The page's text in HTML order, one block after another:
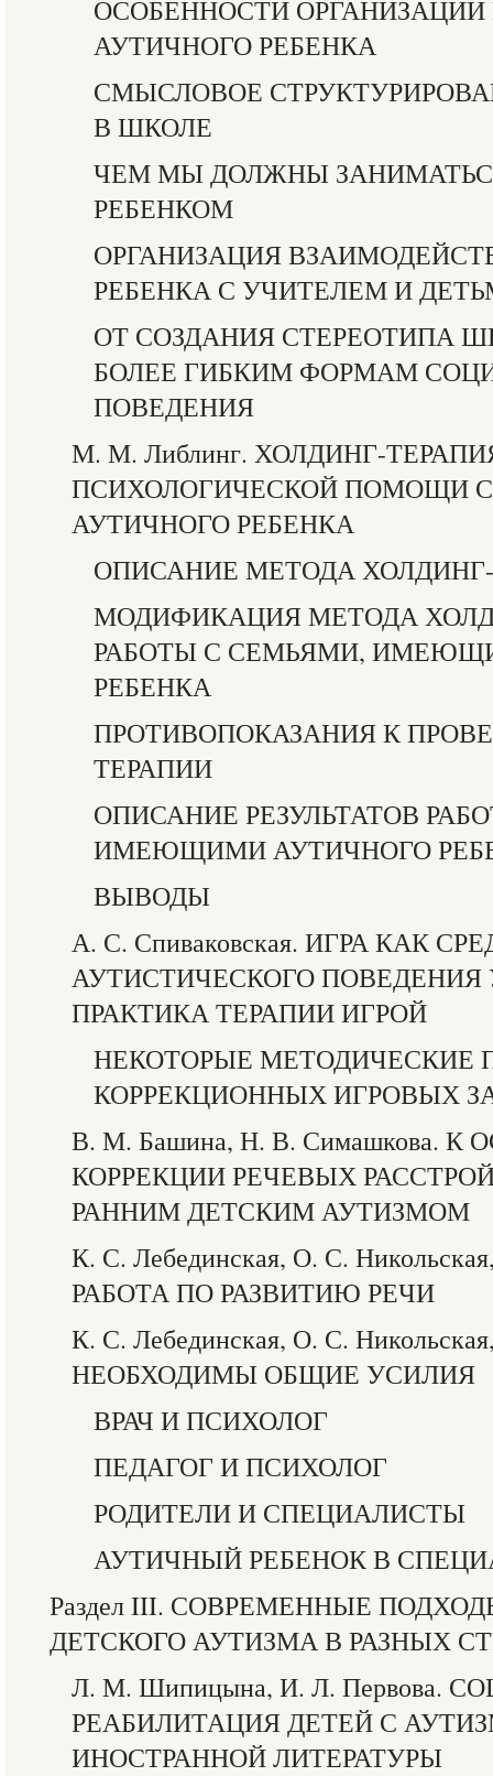
ОСОБЕННОСТИ
АУТИЧНОГО РЕБЕНКА
СМЫСЛОВОЕ
В ШКОЛЕ
ЧЕМ МЫ ДОЛЖНЫ
РЕБЕНКОМ
ОРГАНИЗАЦИЯ
РЕБЕНКА С УЧИТЕЛЕМ И
ОТ СОЗДАНИЯ СТЕРЕОТИПА
БОЛЕЕ ГИБКИМ ФОРМАМ
ПОВЕДЕНИЯ
М. М. Либлинг. ХОЛДИНГ-
ПСИХОЛОГИЧЕСКОЙ ПОМОЩИ
АУТИЧНОГО РЕБЕНКА
ОПИСАНИЕ МЕТОДА
МОДИФИКАЦИЯ МЕТОДА
РАБОТЫ С СЕМЬЯМИ,
РЕБЕНКА
ПРОТИВОПОКАЗАНИЯ К
ТЕРАПИИ
ОПИСАНИЕ РЕЗУЛЬТАТОВ
ИМЕЮЩИМИ АУТИЧНОГО
ВЫВОДЫ
А. С. Спиваковская. ИГРА КАК
АУТИСТИЧЕСКОГО ПОВЕДЕНИЯ
ПРАКТИКА ТЕРАПИИ ИГРОЙ
НЕКОТОРЫЕ МЕТОДИЧЕСКИЕ
КОРРЕКЦИОННЫХ ИГРОВЫХ
В. М. Башина, Н. В. Симашкова.
КОРРЕКЦИИ РЕЧЕВЫХ
РАННИМ ДЕТСКИМ АУТИЗМОМ
К. С. Лебединская, О. С.
РАБОТА ПО РАЗВИТИЮ РЕЧИ
К. С. Лебединская, О. С.
НЕОБХОДИМЫ ОБЩИЕ УСИЛИЯ
ВРАЧ И ПСИХОЛОГ
ПЕДАГОГ И ПСИХОЛОГ
РОДИТЕЛИ И СПЕЦИАЛИСТЫ
АУТИЧНЫЙ РЕБЕНОК В
Раздел III. СОВРЕМЕННЫЕ
ДЕТСКОГО АУТИЗМА В РАЗНЫХ
Л. М. Шипицына, И. Л. Первова.
РЕАБИЛИТАЦИЯ ДЕТЕЙ С
ИНОСТРАННОЙ ЛИТЕРАТУРЫ